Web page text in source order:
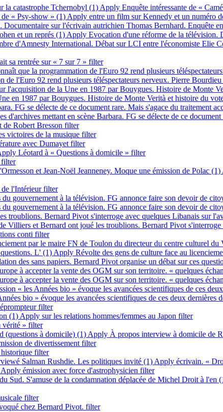
la catastrophe Tchernobyl (1) Apply Enquête intéressante de «
« Psy-show » (1) Apply entre un film sur Kennedy et un numéro
sur l'écrivain autrichien Thomas Bernhard. Enquête
et un représ (1) Apply Evocation d'une réforme de la télévision.
d'Amnesty International. Débat sur LCI entre l'économiste Elie
sa rentrée sur « 7 sur 7 » filter
que la programmation de l'Euro 92 rend plusieurs
de l'Euro 92 rend plusieurs téléspectateurs nerveux. Pierre
l'acquisition de la Une en 1987 par Bouygues. Histoire de Monte
en 1987 par Bouygues. Histoire de Monte Verità et histoire du
FG se délecte de ce document rare. Mais s'agace du traitement
d'archives mettant en scène Barbara. FG se délecte de ce
de Robert Bresson filter
victoires de la musique filter
avec Dumayet filter
Léotard à « Questions à domicile » filter
et Jean-Noël Jeanneney. Moque une émission de Polac (1)
l'Intérieur filter
gouvernement à la télévision. FG annonce faire son devoir de
gouvernement à la télévision. FG annonce faire son devoir de
troublions. Bernard Pivot s'interroge avec quelques Libanais sur
Villiers et Bernard ont joué les troublions. Bernard Pivot
conti filter
par le maire FN de Toulon du directeur du centre culturel
L' (1) Apply Révolte des gens de culture face au
des sans papiers. Bernard Pivot organise un débat sur ces
à accepter la vente des OGM sur son territoire. « quelques
à accepter la vente des OGM sur son territoire. « quelques
« les Années bio » évoque les avancées scientifiques de ces
bio » évoque les avancées scientifiques de ces deux
filter
(1) Apply sur les relations hommes/femmes au Japon filter
vérité » filter
(questions à domicile) (1) Apply À propos interview à domicile de
de divertissement filter
filter
Salman Rushdie. Les politiques invité (1) Apply écrivain. «
Apply émission avec force d'astrophysicien filter
Sud. S'amuse de la condamnation déplacée de Michel Droit à l'en
filter
chez Bernard Pivot. filter